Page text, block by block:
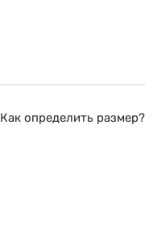
Как определить размер?